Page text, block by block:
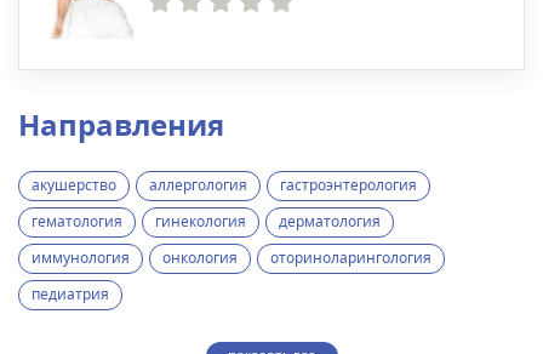
Направления
акушерство аллергология
гастроэнтерология
гематология
гинекология
дерматология
иммунология
онкология
оториноларингология
педиатрия